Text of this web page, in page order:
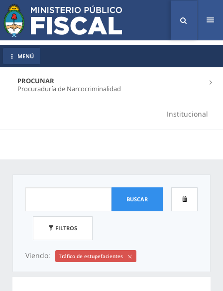
PROCUNAR
Procuraduría de Narcocriminalidad
Institucional
MENÚ
BUSCAR
FILTROS
Viendo: Tráfico de estupefacientes